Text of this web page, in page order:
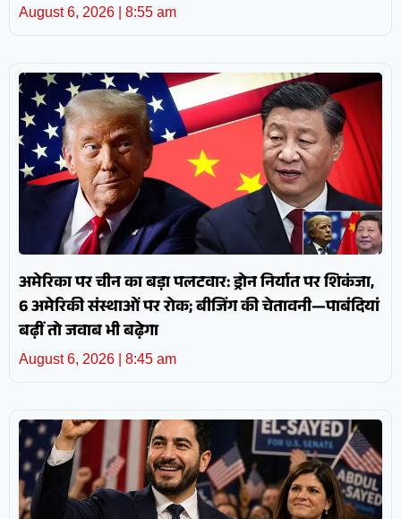
August 6, 2026 8:55 am
अमेरिका पर चीन का बड़ा पलटवार: ड्रोन निर्यात पर शिकंजा,
6 अमेरिकी संस्थाओं पर रोक; बीजिंग की चेतावनी—पाबंदियां
बढ़ीं तो जवाब भी बढ़ेगा
August 6, 2026 8:45 am